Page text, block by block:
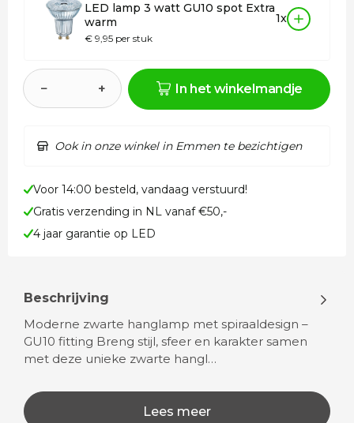
LED lamp 3 watt GU10 spot Extra
warm
€ 9,95 per stuk
1x
− + In het winkelmandje
Ook in onze winkel in Emmen te bezichtigen
Voor 14:00 besteld, vandaag verstuurd!
Gratis verzending in NL vanaf €50,-
4 jaar garantie op LED
Beschrijving
Moderne zwarte hanglamp met spiraaldesign –
GU10 fitting Breng stijl, sfeer en karakter samen
met deze unieke zwarte hangl…
Lees meer